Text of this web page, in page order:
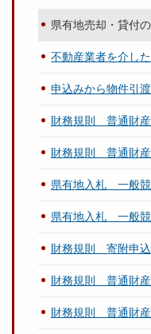
県有地売却・貸付
不動産業者を介し
申込みから物件引
財務規則 普通財
財務規則 普通財
県有地入札 一般
県有地入札 一般競
財務規則 寄附申
財務規則 普通財
財務規則 普通財